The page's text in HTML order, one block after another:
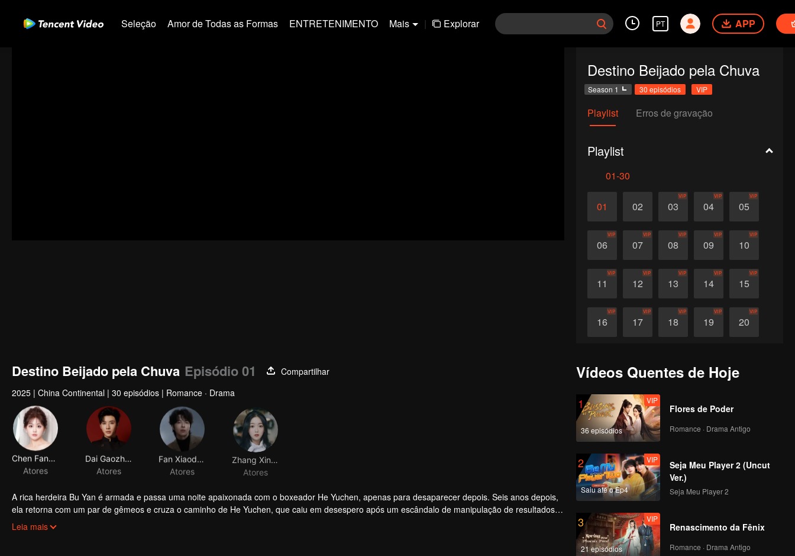
Seleção Amor de Todas as Formas ENTRETENIMENTO Mais | Explorar PT APP
Destino Beijado pela Chuva
Season 1 30 episódios VIP
Playlist Erros de gravação
Playlist
01-30
01 02 03
VIP
04
VIP
05
VIP
06
VIP
07
VIP
08
VIP
09
VIP
10
VIP
11
VIP
12
VIP
13
VIP
14
VIP
15
VIP
16
VIP
17
VIP
18
VIP
19
VIP
20
VIP
26 27
Destino Beijado pela Chuva Episódio 01
Compartilhar
2025 | China Continental | 30 episódios | Romance · Drama
Chen Fangtong
Atores
Atores
Atores
Atores
A rica herdeira Bu Yan é armada e passa uma noite apaixonada com o boxeador He Yuchen, apenas para desaparecer depois. Seis anos depois,
ela retorna com um par de gêmeos e cruza o caminho de He Yuchen, que caiu em desespero após um escândalo de manipulação de resultados.
Precisando de sangue do cordão umbilical para seu filho, Bu Yan decide usar He Yuchen, levando-os a entrar em um casamento por contrato que
Leia mais
Vídeos Quentes de Hoje
1
36 episódios
VIP
Flores de Poder
Romance · Drama Antigo
2
Saiu até o Ep4
VIP
Seja Meu Player 2 (Uncut
Ver.)
Seja Meu Player 2
3
21 episódios
VIP
Renascimento da Fênix
Romance · Drama Antigo